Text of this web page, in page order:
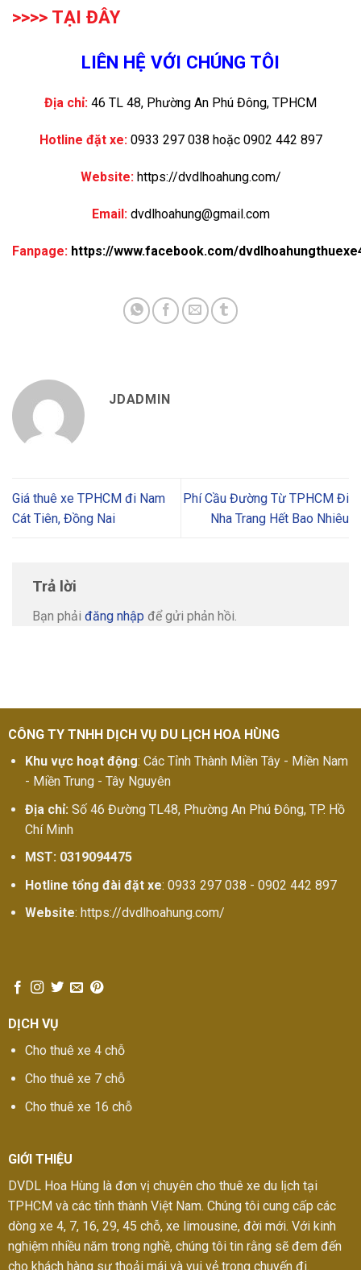
>>>> TẠI ĐÂY
LIÊN HỆ VỚI CHÚNG TÔI
Địa chỉ: 46 TL 48, Phường An Phú Đông, TPHCM
Hotline đặt xe: 0933 297 038 hoặc 0902 442 897
Website:https://dvdlhoahung.com/
Email: dvdlhoahung@gmail.com
Fanpage: https://www.facebook.com/
JDADMIN
Giá thuê xe TPHCM đi Nam
Cát Tiên, Đồng Nai
Phí Cầu Đường Từ TPHCM Đi
Nha Trang Hết Bao Nhiêu
Trả lời
Bạn phải đăng nhập để gửi phản hồi.
CÔNG TY TNHH DỊCH VỤ DU LỊCH HOA HÙNG
Khu vực hoạt động: Các Tỉnh Thành Miền Tây - Miền Nam
- Miền Trung - Tây Nguyên
Địa chỉ:Số 46 Đường TL48, Phường An Phú Đông, TP. Hồ
Chí Minh
MST: 0319094475
Hotline tổng đài đặt xe: 0933 297 038 - 0902 442 897
Website: https://dvdlhoahung.com/
DỊCH VỤ
Cho thuê xe 4 chỗ
Cho thuê xe 7 chỗ
Cho thuê xe 16 chỗ
GIỚI THIỆU
DVDL Hoa Hùng là đơn vị chuyên cho thuê xe du lịch tại
TPHCM và các tỉnh thành Việt Nam. Chúng tôi cung cấp các
dòng xe 4, 7, 16, 29, 45 chỗ, xe limousine, đời mới. Với kinh
nghiệm nhiều năm trong nghề, chúng tôi tin rằng sẽ đem đến
cho khách hàng sự thoải mái và vui vẻ trong chuyến đi.